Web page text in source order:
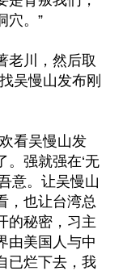
穴。”
老川，然后取
吴慢山发布刚
看吴慢山发
。强就强在‘无
意。让吴慢山
，也让台湾总
的秘密，习主
由美国人与中
已烂下去，我